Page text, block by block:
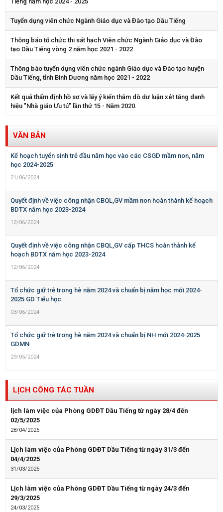
Tuyển dụng viên chức Ngành Giáo dục và Đào tạo Dầu Tiếng
Thông báo tổ chức thi sát hạch Viên chức Ngành Giáo dục và Đào
tạo Dầu Tiếng vòng 2 năm học 2021 - 2022
Thông báo tuyển dụng viên chức ngành Giáo dục và Đào tạo huyện
Dầu Tiếng, tỉnh Bình Dương năm học 2021 - 2022
Kết quả thẩm định hồ sơ và lấy ý kiến thăm dò dư luận xét tăng danh
hiệu "Nhà giáo Ưu tú" lần thứ 15 - Năm 2020.
VĂN BẢN
Kế hoạch tuyển sinh trẻ đầu năm học vào các CSGD mầm non, năm
học 2024-2025
21/06/2024
Quyết định về việc công nhận CBQL,GV mầm non hoàn thành kế hoạch
BDTX năm học 2023-2024
12/06/2024
Quyết định về việc công nhận CBQL,GV cấp THCS hoàn thành kế
hoạch BDTX năm học 2023-2024
12/06/2024
Tổ chức giữ trẻ trong hè năm 2024 và chuẩn bị năm học mới 2024-
2025 GD Tiểu học
03/06/2024
Tổ chức giữ trẻ trong hè năm 2024 và chuẩn bị NH mới 2024-2025
GDMN
29/05/2024
LỊCH CÔNG TÁC TUẦN
lịch làm việc của Phòng GDĐT Dầu Tiếng từ ngày 28/4 đến
02/5/2025
28/04/2025
Lịch làm việc của Phòng GDĐT Dầu Tiếng từ ngày 31/3 đến
04/4/2025
31/03/2025
Lịch làm việc của Phòng GDĐT Dầu Tiếng từ ngày 24/3 đến
29/3/2025
24/03/2025